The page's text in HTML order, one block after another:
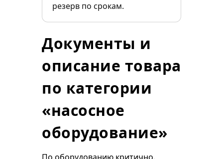
резерв по срокам.
Документы и
описание товара
по категории
«насосное
оборудование»